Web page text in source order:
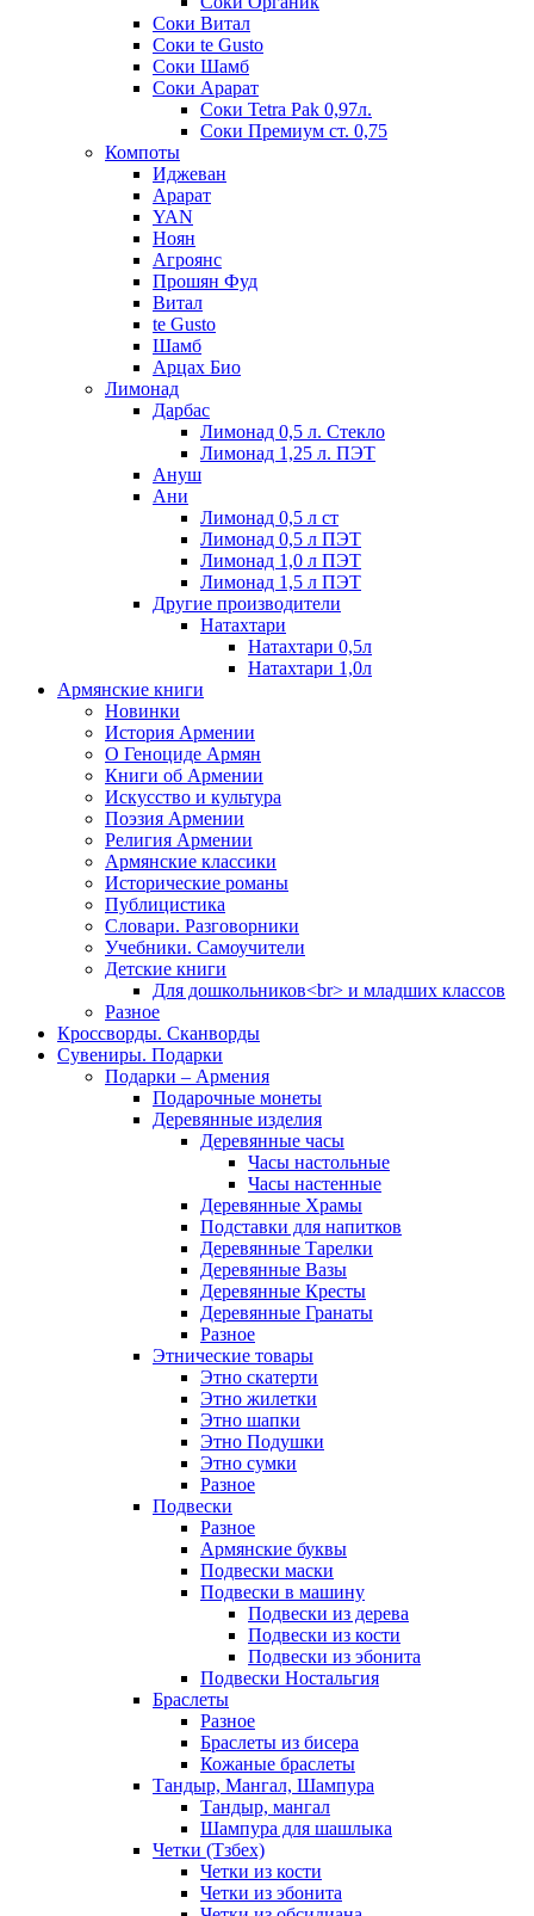
Соки Витал
Соки te Gusto
Соки Шамб
Соки Арарат
Соки Tetra Pak 0,97л.
Соки Премиум ст. 0,75
Компоты
Иджеван
Арарат
YAN
Ноян
Агроянс
Прошян Фуд
Витал
te Gusto
Шамб
Арцах Био
Лимонад
Дарбас
Лимонад 0,5 л. Стекло
Лимонад 1,25 л. ПЭТ
Ануш
Ани
Лимонад 0,5 л ст
Лимонад 0,5 л ПЭТ
Лимонад 1,0 л ПЭТ
Лимонад 1,5 л ПЭТ
Другие производители
Натахтари
Натахтари 0,5л
Натахтари 1,0л
Армянские книги
Новинки
История Армении
О Геноциде Армян
Книги об Армении
Иcкусство и культура
Поэзия Армении
Религия Армении
Армянские классики
Исторические романы
Публицистика
Словари. Разговорники
Учебники. Самоучители
Детские книги
Для дошкольников<br> и младших классов
Разное
Кроссворды. Сканворды
Сувениры. Подарки
Подарки – Армения
Подарочные монеты
Деревянные изделия
Деревянные часы
Часы настольные
Часы настенные
Деревянные Храмы
Подставки для напитков
Деревянные Тарелки
Деревянные Вазы
Деревянные Кресты
Деревянные Гранаты
Разное
Этнические товары
Этно скатерти
Этно жилетки
Этно шапки
Этно Подушки
Этно сумки
Разное
Подвески
Разное
Армянские буквы
Подвески маски
Подвески в машину
Подвески из дерева
Подвески из кости
Подвески из эбонита
Подвески Ностальгия
Браслеты
Разное
Браслеты из бисера
Кожаные браслеты
Тандыр, Мангал, Шампура
Тандыр, мангал
Шампура для шашлыка
Четки (Тзбех)
Четки из кости
Четки из эбонита